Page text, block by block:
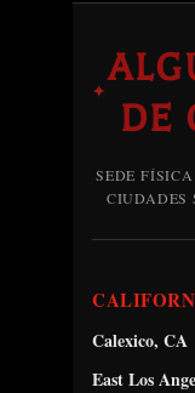
✦
DE
SEDE
CIUDADES
Calexico, CA
East Los